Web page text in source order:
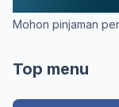
Mohon pinjaman
Top menu